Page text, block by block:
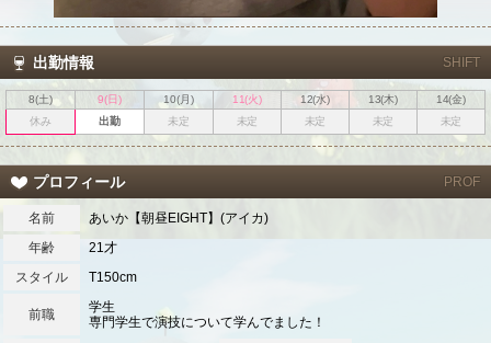
出勤情報 SHIFT
8(土) 9(日) 10(月) 11(火) 12(水) 13(木)
14(金)
休み
出勤 未定 未定 未定 未定 未定
プロフィール PROF
名前
あいか【朝昼EIGHT】(アイカ)
年齢
21才
スタイル
T150cm
前職
学生
専門学生で演技について学んでました！